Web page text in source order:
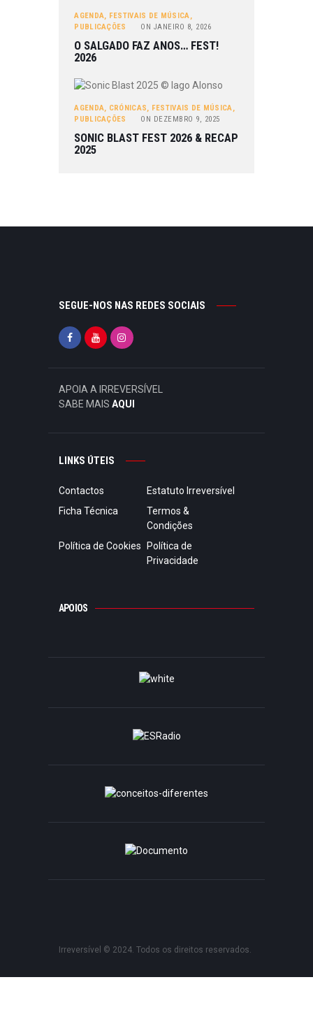
AGENDA, FESTIVAIS DE MÚSICA,
PUBLICAÇÕES
ON JANEIRO 8, 2026
O SALGADO FAZ ANOS… FEST!
2026
AGENDA, CRÓNICAS, FESTIVAIS DE MÚSICA,
PUBLICAÇÕES
ON DEZEMBRO 9, 2025
SONIC BLAST FEST 2026 & RECAP
2025
SEGUE-NOS NAS REDES SOCIAIS
APOIA A IRREVERSÍVEL
SABE MAIS AQUI
LINKS ÚTEIS
Contactos
Estatuto Irreversível
Ficha Técnica
Termos &
Condições
Política de Cookies
Política de
Privacidade
APOIOS
Irreversível © 2024. Todos os direitos reservados.